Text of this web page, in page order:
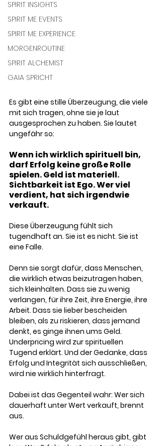
SPIRIT INSIGHTS
SPIRIT ME EVENTS
SPIRIT ME EXPERIENCE
MORGENROUTINE
SPIRIT ALCHEMIST
GAIA SPRICHT
Es gibt eine stille Überzeugung, die viele
mit sich tragen, ohne sie je laut
ausgesprochen zu haben. Sie lautet
ungefähr so:
Wenn ich wirklich spirituell bin,
darf Erfolg keine große Rolle
spielen. Geld ist materiell.
Sichtbarkeit ist Ego. Wer viel
verdient, hat sich irgendwie
verkauft.
Diese Überzeugung fühlt sich
tugendhaft an. Sie ist es nicht. Sie ist
eine Falle.
Denn sie sorgt dafür, dass Menschen,
die wirklich etwas beizutragen haben,
sich kleinhalten. Dass sie zu wenig
verlangen, für ihre Zeit, ihre Energie, ihre
Arbeit. Dass sie lieber bescheiden
bleiben, als zu riskieren, dass jemand
denkt, es ginge ihnen ums Geld.
Underpricing wird zur spirituellen
Tugend erklärt. Und der Gedanke, dass
Erfolg und Integrität sich ausschließen,
wird nie wirklich hinterfragt.
Dabei ist das Gegenteil wahr: Wer sich
dauerhaft unter Wert verkauft, brennt
aus.
Wer aus Schuldgefühl heraus gibt, gibt